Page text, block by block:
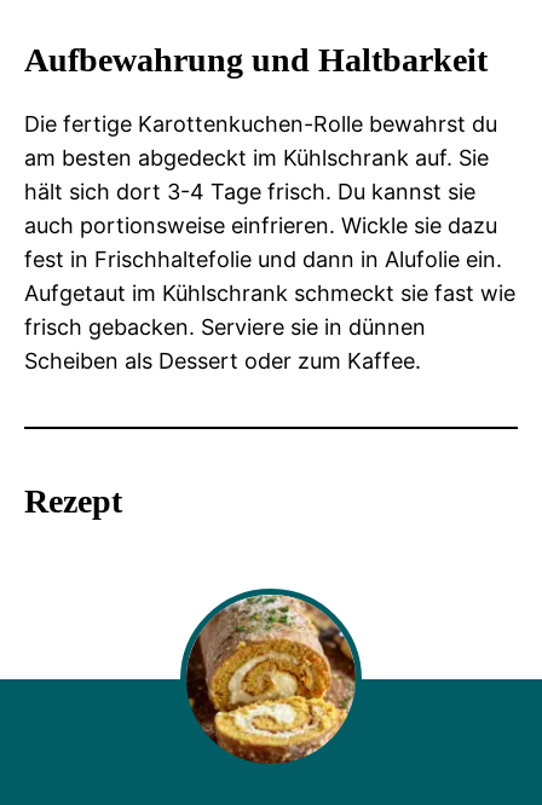
Aufbewahrung und Haltbarkeit
Die fertige Karottenkuchen-Rolle bewahrst du
am besten abgedeckt im Kühlschrank auf. Sie
hält sich dort 3-4 Tage frisch. Du kannst sie
auch portionsweise einfrieren. Wickle sie dazu
fest in Frischhaltefolie und dann in Alufolie ein.
Aufgetaut im Kühlschrank schmeckt sie fast wie
frisch gebacken. Serviere sie in dünnen
Scheiben als Dessert oder zum Kaffee.
Rezept